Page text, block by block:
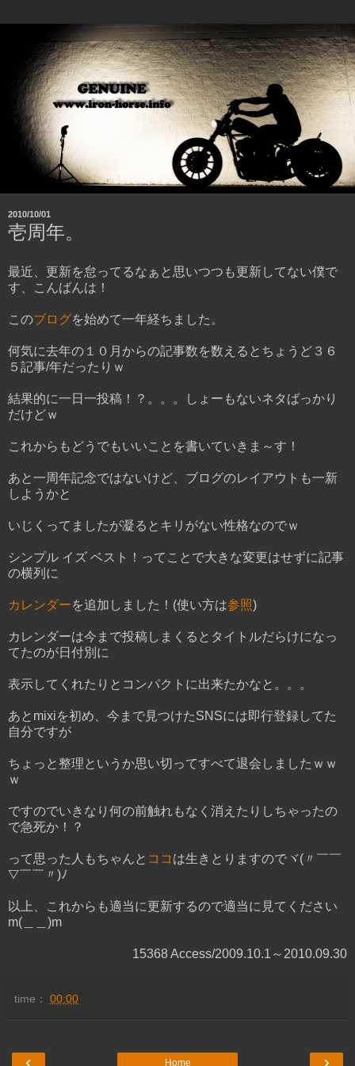
2010/10/01
壱周年。
最近、更新を怠ってるなぁと思いつつも更新してない僕で
す、こんばんは！
このブログを始めて一年経ちました。
何気に去年の１０月からの記事数を数えるとちょうど３６
５記事/年だったりｗ
結果的に一日一投稿！？。。。しょーもないネタばっかり
だけどｗ
これからもどうでもいいことを書いていきま～す！
あと一周年記念ではないけど、ブログのレイアウトも一新
しようかと
いじくってましたが凝るとキリがない性格なのでｗ
シンプル イズ ベスト！ってことで大きな変更はせずに記事
の横列に
カレンダーを追加しました！(使い方は参照)
カレンダーは今まで投稿しまくるとタイトルだらけになっ
てたのが日付別に
表示してくれたりとコンパクトに出来たかなと。。。
あとmixiを初め、今まで見つけたSNSには即行登録してた
自分ですが
ちょっと整理というか思い切ってすべて退会しましたｗｗ
ｗ
ですのでいきなり何の前触れもなく消えたりしちゃったの
で急死か！？
って思った人もちゃんと ココ は生きとりますのでヾ(〃￣￣
▽￣￣〃)ﾉ
以上、これからも適当に更新するので適当に見てください
m(＿＿)m
15368 Access/2009.10.1～2010.09.30
time： 00:00
‹ ›
Home